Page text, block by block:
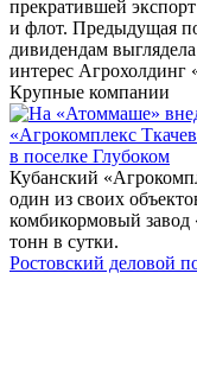
прекратившей
и флот. Предыдущая
дивидендам
интерес
Крупные компании
«Агрокомплекс
в поселке Глубоком
Кубанский
один из своих
комбикормовый
тонн в сутки.
Ростовский деловой